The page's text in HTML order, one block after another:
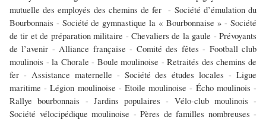
mutuelle des employés des chemins de fer - Société d’émulation du
Bourbonnais - Société de gymnastique la « Bourbonnaise » - Société
de tir et de préparation militaire - Chevaliers de la gaule - Prévoyants
de l’avenir - Alliance française - Comité des fêtes - Football club
moulinois - la Chorale - Boule moulinoise - Retraités des chemins de
fer - Assistance maternelle - Société des études locales - Ligue
maritime - Légion moulinoise - Etoile moulinoise - Écho moulinois -
Rallye bourbonnais - Jardins populaires - Vélo-club moulinois -
Société vélocipédique moulinoise - Pères de familles nombreuses -